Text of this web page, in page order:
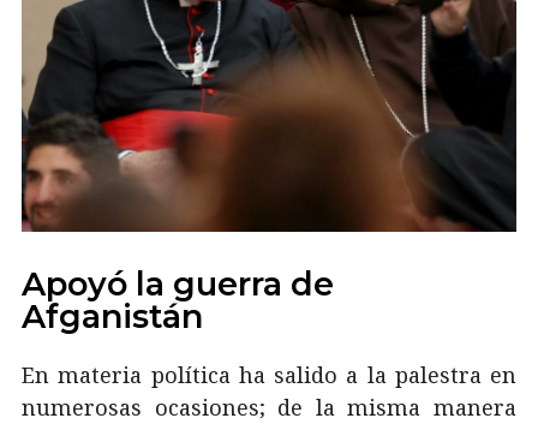
Apoyó la guerra de
Afganistán
En materia política ha salido a la palestra en
numerosas ocasiones; de la misma manera